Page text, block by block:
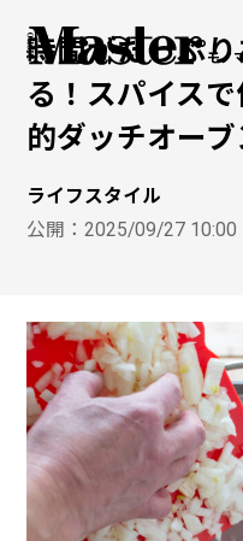
モノ
時間がたっぷ
る！スパイス
的ダッチオーブ
ライフスタイル
公開：2025/09/27 10:00